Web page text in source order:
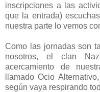
inscripciones a las
que la entrada)
nuestra parte lo vemos
Como las jornadas son
nosotros, el clan
acercamiento de
llamado Ocio
según vaya respirando